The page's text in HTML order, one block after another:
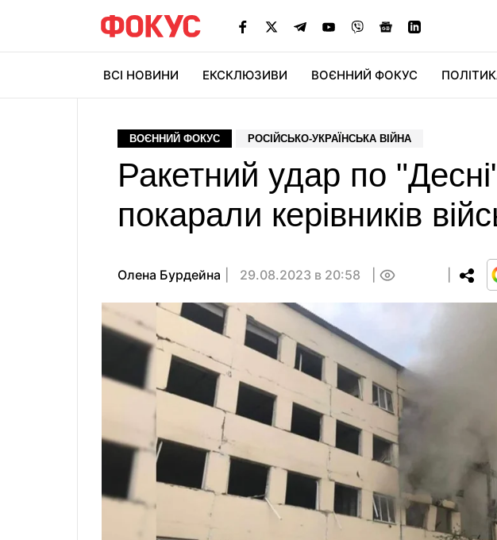
ВСІ НОВИНИ ЕКСКЛЮЗИВИ ВОЄННИЙ ФОКУС
ВОЄННИЙ ФОКУС РОСІЙСЬКО-УКРАЇНСЬКА ВІЙНА
Ракетний удар по
покарали керівників
Олена Бурдейна 29.08.2023 в 20:58